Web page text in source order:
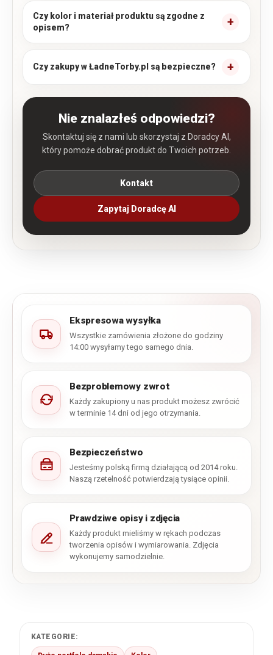
Czy kolor i materiał produktu są zgodne z
opisem?
Czy zakupy w ŁadneTorby.pl są bezpieczne?
Nie znalazłeś odpowiedzi?
Skontaktuj się z nami lub skorzystaj z Doradcy AI,
który pomoże dobrać produkt do Twoich potrzeb.
Kontakt
Zapytaj Doradcę AI
Ekspresowa wysyłka
Wszystkie zamówienia złożone do godziny
14:00 wysyłamy tego samego dnia.
Bezproblemowy zwrot
Każdy zakupiony u nas produkt możesz zwrócić
w terminie 14 dni od jego otrzymania.
Bezpieczeństwo
Jesteśmy polską firmą działającą od 2014 roku.
Naszą rzetelność potwierdzają tysiące opinii.
Prawdziwe opisy i zdjęcia
Każdy produkt mieliśmy w rękach podczas
tworzenia opisów i wymiarowania. Zdjęcia
wykonujemy samodzielnie.
KATEGORIE: